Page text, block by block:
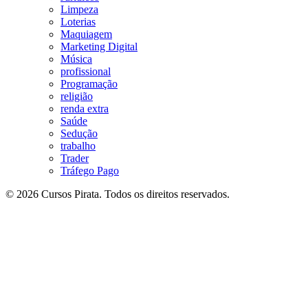
Limpeza
Loterias
Maquiagem
Marketing Digital
Música
profissional
Programação
religião
renda extra
Saúde
Sedução
trabalho
Trader
Tráfego Pago
© 2026 Cursos Pirata. Todos os direitos reservados.